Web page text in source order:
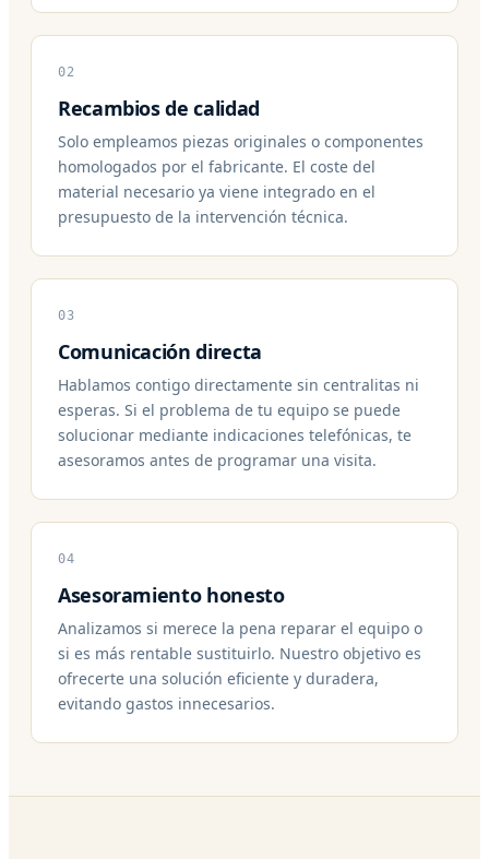
02
Recambios de calidad
Solo empleamos piezas originales o componentes
homologados por el fabricante. El coste del
material necesario ya viene integrado en el
presupuesto de la intervención técnica.
03
Comunicación directa
Hablamos contigo directamente sin centralitas ni
esperas. Si el problema de tu equipo se puede
solucionar mediante indicaciones telefónicas, te
asesoramos antes de programar una visita.
04
Asesoramiento honesto
Analizamos si merece la pena reparar el equipo o
si es más rentable sustituirlo. Nuestro objetivo es
ofrecerte una solución eficiente y duradera,
evitando gastos innecesarios.